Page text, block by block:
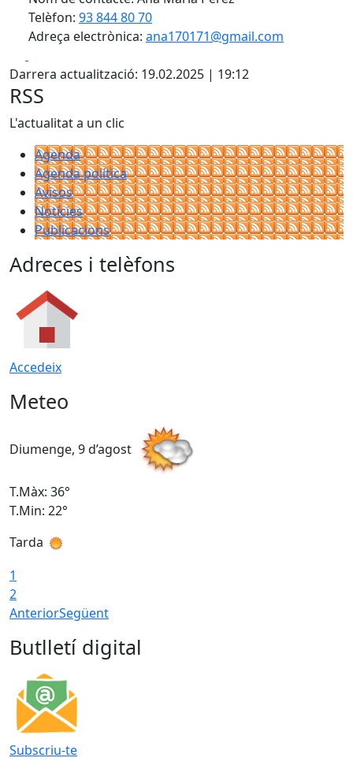
Telèfon: 93 844 80 70
Adreça electrònica: ana170171@gmail.com
Darrera actualització: 19.02.2025 | 19:12
RSS
L'actualitat a un clic
Agenda
Agenda política
Avisos
Notícies
Publicacions
Adreces i telèfons
Accedeix
Meteo
Diumenge, 9 d’agost
T.Màx: 36°
T.Min: 22°
Tarda
1
2
AnteriorSegüent
Butlletí digital
Subscriu-te